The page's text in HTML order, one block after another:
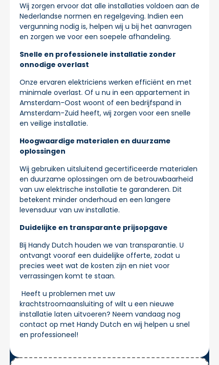
Wij zorgen ervoor dat alle installaties voldoen aan de
Nederlandse normen en regelgeving. Indien een
vergunning nodig is, helpen wij u bij het aanvragen
en zorgen we voor een soepele afhandeling.
Snelle en professionele installatie zonder
onnodige overlast
Onze ervaren elektriciens werken efficiënt en met
minimale overlast. Of u nu in een appartement in
Amsterdam-Oost woont of een bedrijfspand in
Amsterdam-Zuid heeft, wij zorgen voor een snelle
en veilige installatie.
Hoogwaardige materialen en duurzame
oplossingen
Wij gebruiken uitsluitend gecertificeerde materialen
en duurzame oplossingen om de betrouwbaarheid
van uw elektrische installatie te garanderen. Dit
betekent minder onderhoud en een langere
levensduur van uw installatie.
Duidelijke en transparante prijsopgave
Bij Handy Dutch houden we van transparantie. U
ontvangt vooraf een duidelijke offerte, zodat u
precies weet wat de kosten zijn en niet voor
verrassingen komt te staan.
Heeft u problemen met uw
krachtstroomaansluiting of wilt u een nieuwe
installatie laten uitvoeren? Neem vandaag nog
contact op met Handy Dutch en wij helpen u snel
en professioneel!